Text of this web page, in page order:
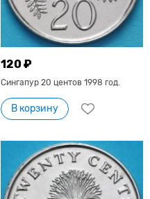
120 ₽
Сингапур 20 центов 1998 год.
В корзину